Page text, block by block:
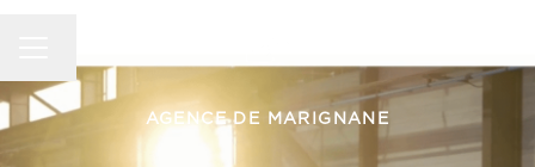
AGENCE DE MARIGNANE